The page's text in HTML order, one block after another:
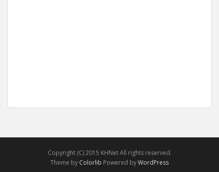
Copyright (C) 2015 KHNet All rights reserved.
Theme by Colorlib Powered byWordPress